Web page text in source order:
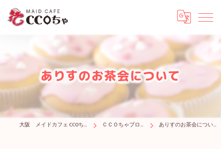
ありすのお茶会について
大阪 メイドカフェ CCOちゃ ＣＣＯちゃブログ ありすのお茶会について